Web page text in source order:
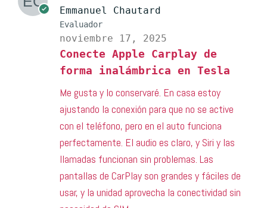
Emmanuel Chautard
Evaluador
noviembre 17, 2025
Conecte Apple Carplay de
forma inalámbrica en Tesla
Me gusta y lo conservaré. En casa estoy
ajustando la conexión para que no se active
con el teléfono, pero en el auto funciona
perfectamente. El audio es claro, y Siri y las
llamadas funcionan sin problemas. Las
pantallas de CarPlay son grandes y fáciles de
usar, y la unidad aprovecha la conectividad sin